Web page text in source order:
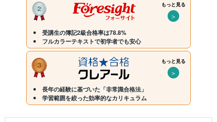
もっと見る
＞
受講生の簿記2級合格率は78.8%
フルカラーテキストで初学者でも安心
もっと見る
＞
長年の経験に基づいた「非常識合格法」
学習範囲を絞った効率的なカリキュラム